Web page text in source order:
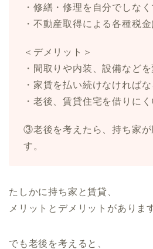
・修繕・修理を自分でしな
・不動産取得による各種税
＜デメリット＞
・間取りや内装、設備など
・家賃を払い続けなければ
・老後、賃貸住宅を借りに
③老後を考えたら、持ち家が
す。
たしかに持ち家と賃貸、
メリットとデメリットがありま
でも老後を考えると、